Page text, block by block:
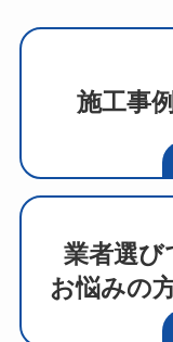
施工事例
業者選び
お悩みの